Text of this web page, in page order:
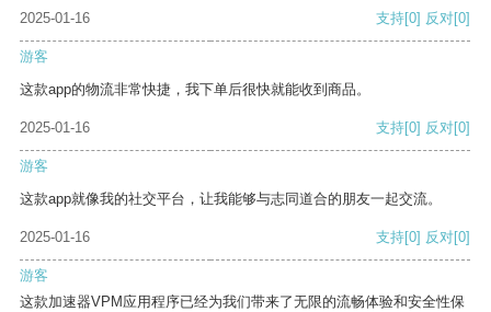
2025-01-16 支持[0] 反对[0]
游客
这款app的物流非常快捷，我下单后很快就能收到商品。
2025-01-16 支持[0] 反对[0]
游客
这款app就像我的社交平台，让我能够与志同道合的朋友一起交流。
2025-01-16 支持[0] 反对[0]
游客
这款加速器VPM应用程序已经为我们带来了无限的流畅体验和安全性保